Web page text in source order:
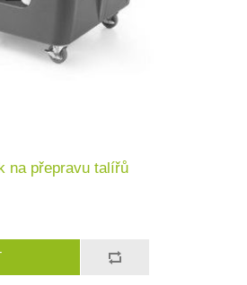
na přepravu talířů